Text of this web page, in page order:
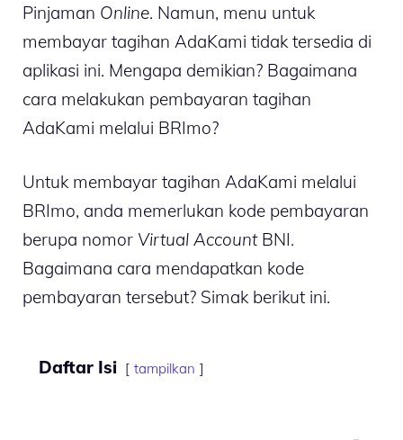
Pinjaman Online. Namun, menu untuk
membayar tagihan AdaKami tidak tersedia di
aplikasi ini. Mengapa demikian? Bagaimana
cara melakukan pembayaran tagihan
AdaKami melalui BRImo?
Untuk membayar tagihan AdaKami melalui
BRImo, anda memerlukan kode pembayaran
berupa nomor Virtual AccountBNI.
Bagaimana cara mendapatkan kode
pembayaran tersebut? Simak berikut ini.
Daftar Isi tampilkan